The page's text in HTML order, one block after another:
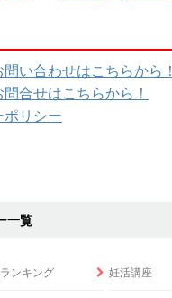
い合わせはこちらから！
合せはこちらから！
ポリシー
一覧
ンキング 妊活講座